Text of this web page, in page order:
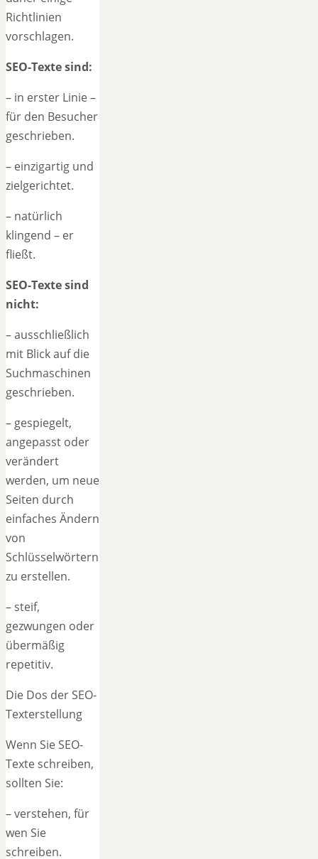
Richtlinien
vorschlagen.
SEO-Texte sind:
– in erster Linie –
für den Besucher
geschrieben.
– einzigartig und
zielgerichtet.
– natürlich
klingend – er
fließt.
SEO-Texte sind
nicht:
– ausschließlich
mit Blick auf die
Suchmaschinen
geschrieben.
– gespiegelt,
angepasst oder
verändert
werden, um neue
Seiten durch
einfaches Ändern
von
Schlüsselwörtern
zu erstellen.
– steif,
gezwungen oder
übermäßig
repetitiv.
Die Dos der SEO-
Texterstellung
Wenn Sie SEO-
Texte schreiben,
sollten Sie:
– verstehen, für
wen Sie
schreiben.